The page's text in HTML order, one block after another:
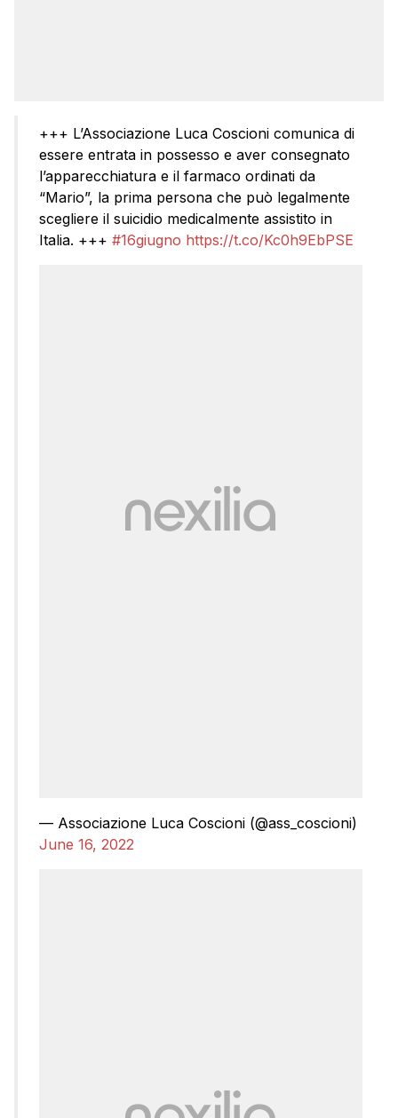
+++ L’Associazione Luca Coscioni comunica di
essere entrata in possesso e aver consegnato
l’apparecchiatura e il farmaco ordinati da
“Mario”, la prima persona che può legalmente
scegliere il suicidio medicalmente assistito in
Italia. +++ #16giugno https://t.co/Kc0h9EbPSE
— Associazione Luca Coscioni (@ass_coscioni)
June 16, 2022